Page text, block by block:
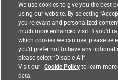
We use cookies to give you the best
using our website. By selecting
you relevant and personalized
much more enhanced visit. If you’d
which cookies we can use, please
you’d prefer not to have any optional
please select “Disable All”.
Visit our Cookie Policyto learn
data.